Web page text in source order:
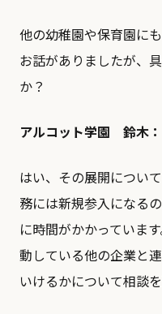
他の幼稚園や保育園に
お話がありましたが、
か？
アルコット学園 鈴木：
はい、その展開につい
務には新規参入になる
に時間がかかっていま
動している他の企業と
いけるかについて相談を